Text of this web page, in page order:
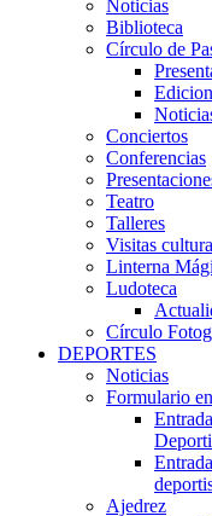
Noticias
Biblioteca
Círculo de
Conciertos
Conferencias
Teatro
Talleres
Visitas
Linterna
Ludoteca
Círculo
DEPORTES
Noticias
Formulario
Ajedrez